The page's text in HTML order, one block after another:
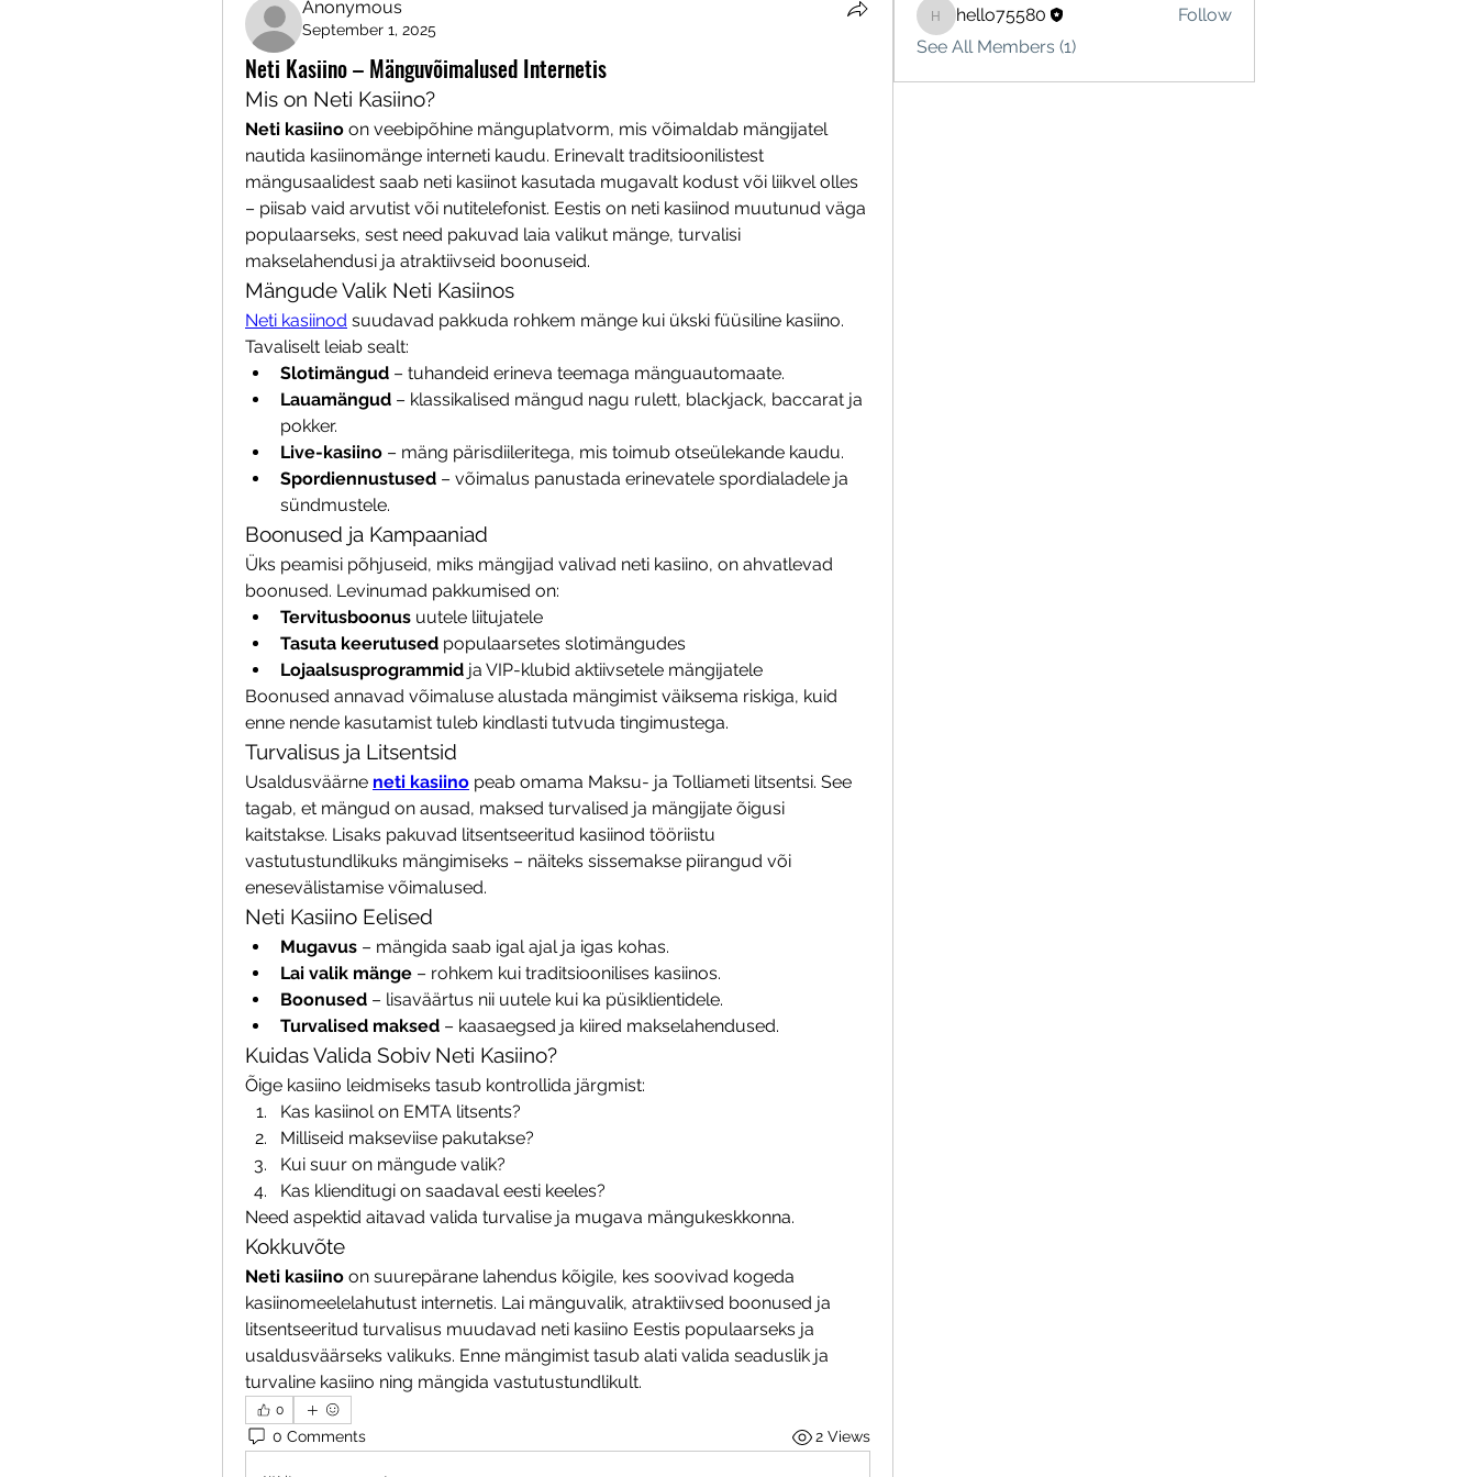
Anonymous
September 1, 2025
Neti Kasiino – Mänguvõimalused Internetis
Mis on Neti Kasiino?
Neti kasiino on veebipõhine mänguplatvorm, mis võimaldab mängijatel
nautida kasiinomänge interneti kaudu. Erinevalt traditsioonilistest
mängusaalidest saab neti kasiinot kasutada mugavalt kodust või liikvel olles
– piisab vaid arvutist või nutitelefonist. Eestis on neti kasiinod muutunud väga
populaarseks, sest need pakuvad laia valikut mänge, turvalisi
makselahendusi ja atraktiivseid boonuseid.
Mängude Valik Neti Kasiinos
Neti kasiinod suudavad pakkuda rohkem mänge kui ükski füüsiline kasiino.
Tavaliselt leiab sealt:
Slotimängud – tuhandeid erineva teemaga mänguautomaate.
Lauamängud – klassikalised mängud nagu rulett, blackjack, baccarat ja
pokker.
Live-kasiino – mäng pärisdiileritega, mis toimub otseülekande kaudu.
Spordiennustused – võimalus panustada erinevatele spordialadele ja
sündmustele.
Boonused ja Kampaaniad
Üks peamisi põhjuseid, miks mängijad valivad neti kasiino, on ahvatlevad
boonused. Levinumad pakkumised on:
Tervitusboonus uutele liitujatele
Tasuta keerutused populaarsetes slotimängudes
Lojaalsusprogrammid ja VIP-klubid aktiivsetele mängijatele
Boonused annavad võimaluse alustada mängimist väiksema riskiga, kuid
enne nende kasutamist tuleb kindlasti tutvuda tingimustega.
Turvalisus ja Litsentsid
Usaldusväärne neti kasiino peab omama Maksu- ja Tolliameti litsentsi. See
tagab, et mängud on ausad, maksed turvalised ja mängijate õigusi
kaitstakse. Lisaks pakuvad litsentseeritud kasiinod tööriistu
vastutustundlikuks mängimiseks – näiteks sissemakse piirangud või
enesevälistamise võimalused.
Neti Kasiino Eelised
Mugavus – mängida saab igal ajal ja igas kohas.
Lai valik mänge – rohkem kui traditsioonilises kasiinos.
Boonused – lisaväärtus nii uutele kui ka püsiklientidele.
Turvalised maksed – kaasaegsed ja kiired makselahendused.
Kuidas Valida Sobiv Neti Kasiino?
Õige kasiino leidmiseks tasub kontrollida järgmist:
Kas kasiinol on EMTA litsents?
Milliseid makseviise pakutakse?
Kui suur on mängude valik?
Kas klienditugi on saadaval eesti keeles?
Need aspektid aitavad valida turvalise ja mugava mängukeskkonna.
Kokkuvõte
Neti kasiino on suurepärane lahendus kõigile, kes soovivad kogeda
kasiinomeelelahutust internetis. Lai mänguvalik, atraktiivsed boonused ja
litsentseeritud turvalisus muudavad neti kasiino Eestis populaarseks ja
usaldusväärseks valikuks. Enne mängimist tasub alati valida seaduslik ja
turvaline kasiino ning mängida vastutustundlikult.
0
0 Comments 2 Views
hello75580
hello75580
Follow
See All Members (1)